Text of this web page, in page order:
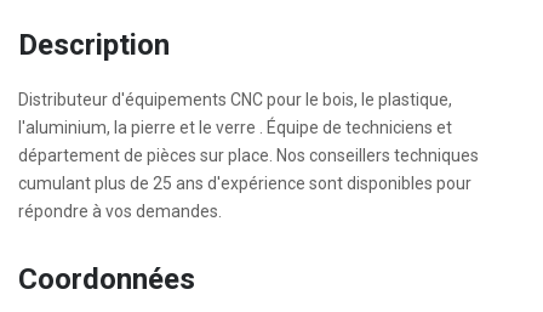
Description
Distributeur d'équipements CNC pour le bois, le plastique,
l'aluminium, la pierre et le verre . Équipe de techniciens et
département de pièces sur place. Nos conseillers techniques
cumulant plus de 25 ans d'expérience sont disponibles pour
répondre à vos demandes.
Coordonnées